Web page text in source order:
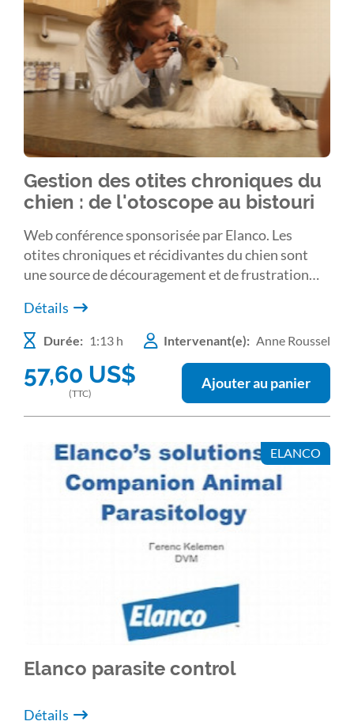
Gestion des otites chroniques du
chien : de l'otoscope au bistouri
Web conférence sponsorisée par Elanco. Les
otites chroniques et récidivantes du chien sont
une source de découragement et de frustration
lésionnel complet est nécessaire pour évaluer le
degré d’atteinte des différentes structures
auriculaires, préciser le pronostic et choisir le
traitement adéquat.
Détails
Durée: 1:13 h Intervenant(e): Anne Roussel
57,60 US$
(TTC)
Ajouter au panier
ELANCO
Elanco parasite control
Détails